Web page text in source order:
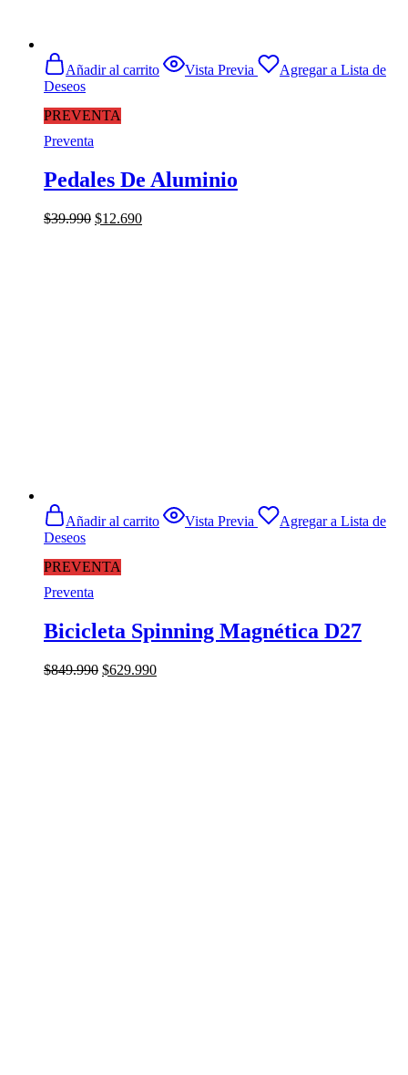
PREVENTA
Añadir al carrito Vista Previa
Agregar a Lista de
Deseos
Preventa
Pedales De Aluminio
$39.990 El
$12.690El
PREVENTA
Añadir al carrito Vista Previa
Agregar a Lista de
Deseos
Preventa
Bicicleta Spinning Magnética D27
$849.990 El
$629.990El